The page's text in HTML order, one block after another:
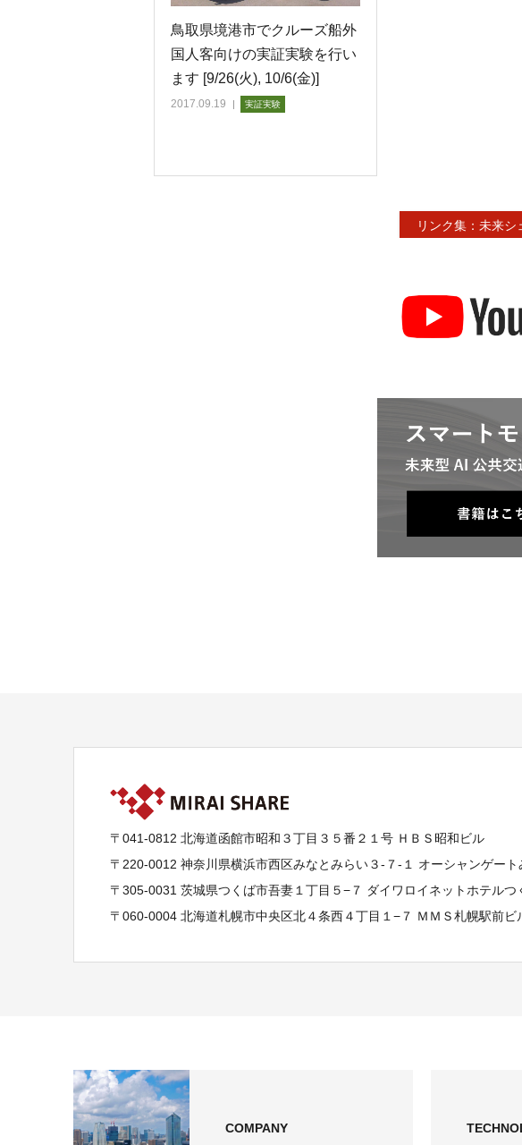
鳥取県境港市でクルーズ船外
国人客向けの実証実験を行い
ます [9/26(火), 10/6(金)]
2017.09.19 実証実験
リンク集：未来シ
〒041-0812 北海道函館市昭和３丁目３５番２１号 ＨＢＳ昭和ビル
〒220-0012 神奈川県横浜市西区みなとみらい３-７-１ オーシャンゲー
〒305-0031 茨城県つくば市吾妻１丁目５−７ ダイワロイネットホテルつ
〒060-0004 北海道札幌市中央区北４条西４丁目１−７ ＭＭＳ札幌駅前ビ
COMPANY